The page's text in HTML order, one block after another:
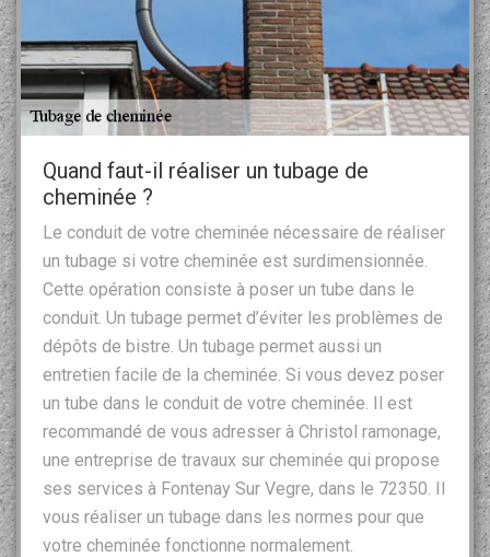
Quand faut-il réaliser un tubage de
cheminée ?
Le conduit de votre cheminée nécessaire de réaliser
un tubage si votre cheminée est surdimensionnée.
Cette opération consiste à poser un tube dans le
conduit. Un tubage permet d’éviter les problèmes de
dépôts de bistre. Un tubage permet aussi un
entretien facile de la cheminée. Si vous devez poser
un tube dans le conduit de votre cheminée. Il est
recommandé de vous adresser à Christol ramonage,
une entreprise de travaux sur cheminée qui propose
ses services à Fontenay Sur Vegre, dans le 72350. Il
vous réaliser un tubage dans les normes pour que
votre cheminée fonctionne normalement.